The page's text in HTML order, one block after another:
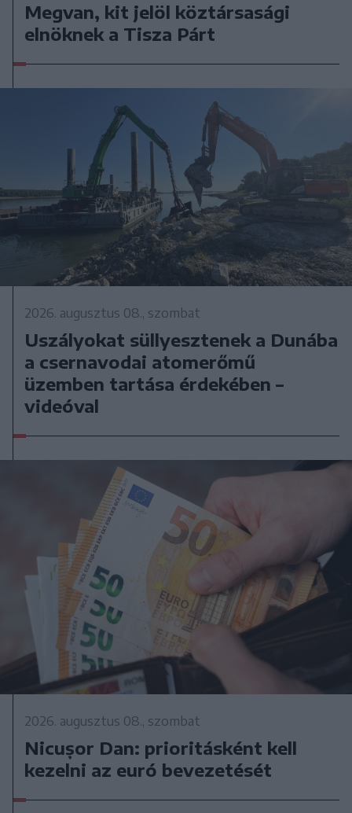
Megvan, kit jelöl köztársasági
elnöknek a Tisza Párt
2026. augusztus 08., szombat
Uszályokat süllyesztenek a Dunába
a csernavodai atomerőmű
üzemben tartása érdekében –
videóval
2026. augusztus 08., szombat
Nicușor Dan: prioritásként kell
kezelni az euró bevezetését